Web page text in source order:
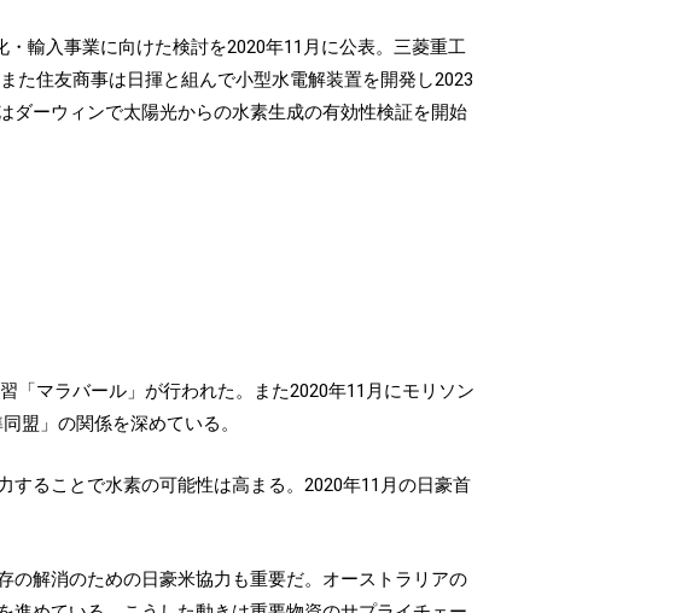
輸入事業に向けた検討を2020年11月に公表。三菱重工
た住友商事は日揮と組んで小型水電解装置を開発し2023
ダーウィンで太陽光からの水素生成の有効性検証を開始
「マラバール」が行われた。また2020年11月にモリソン
盟」の関係を深めている。
ることで水素の可能性は高まる。2020年11月の日豪首
の解消のための日豪米協力も重要だ。オーストラリアの